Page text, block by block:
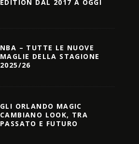
EDITION DAL 2017 A OGGI
NBA – TUTTE LE NUOVE
MAGLIE DELLA STAGIONE
2025/26
GLI ORLANDO MAGIC
CAMBIANO LOOK, TRA
PASSATO E FUTURO